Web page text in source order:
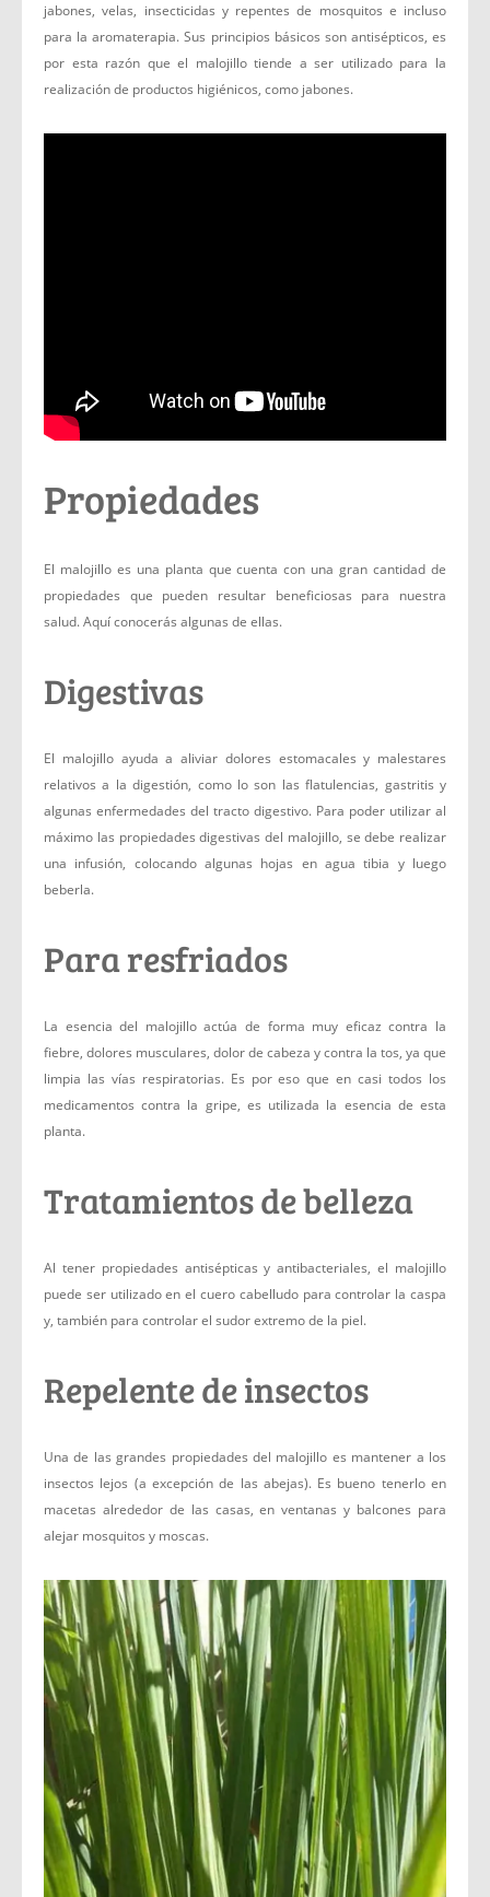
jabones, velas, insecticidas y repentes de mosquitos e incluso
para la aromaterapia. Sus principios básicos son antisépticos, es
por esta razón que el malojillo tiende a ser utilizado para la
realización de productos higiénicos, como jabones.
Propiedades
El malojillo es una planta que cuenta con una gran cantidad de
propiedades que pueden resultar beneficiosas para nuestra
salud. Aquí conocerás algunas de ellas.
Digestivas
El malojillo ayuda a aliviar dolores estomacales y malestares
relativos a la digestión, como lo son las flatulencias, gastritis y
algunas enfermedades del tracto digestivo. Para poder utilizar al
máximo las propiedades digestivas del malojillo, se debe realizar
una infusión, colocando algunas hojas en agua tibia y luego
beberla.
Para resfriados
La esencia del malojillo actúa de forma muy eficaz contra la
fiebre, dolores musculares, dolor de cabeza y contra la tos, ya que
limpia las vías respiratorias. Es por eso que en casi todos los
medicamentos contra la gripe, es utilizada la esencia de esta
planta.
Tratamientos de belleza
Al tener propiedades antisépticas y antibacteriales, el malojillo
puede ser utilizado en el cuero cabelludo para controlar la caspa
y, también para controlar el sudor extremo de la piel.
Repelente de insectos
Una de las grandes propiedades del malojillo es mantener a los
insectos lejos (a excepción de las abejas). Es bueno tenerlo en
macetas alrededor de las casas, en ventanas y balcones para
alejar mosquitos y moscas.